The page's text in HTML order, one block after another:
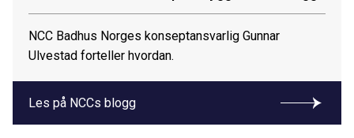
NCC Badhus Norges konseptansvarlig Gunnar
Ulvestad forteller hvordan.
Les på NCCs blogg